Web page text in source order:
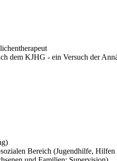
dem KJHG - ein Versuch der
Bereich (Jugendhilfe,